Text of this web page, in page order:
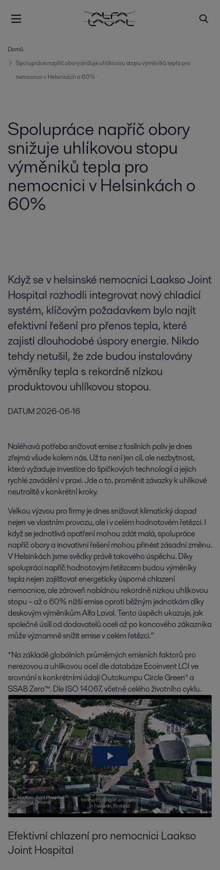
Domů
Spolupráce napříč obory snižuje uhlíkovou stopu výměníků tepla pro
nemocnici v Helsinkách o 60%
Spolupráce napříč obory
snižuje uhlíkovou stopu
výměníků tepla pro
nemocnici v Helsinkách o
60%
Když se v helsinské nemocnici Laakso Joint
Hospital rozhodli integrovat nový chladicí
systém, klíčovým požadavkem bylo najít
efektivní řešení pro přenos tepla, které
zajistí dlouhodobé úspory energie. Nikdo
tehdy netušil, že zde budou instalovány
výměníky tepla s rekordně nízkou
produktovou uhlíkovou stopou.
DATUM2026-06-16
Naléhavá potřeba snižovat emise z fosilních paliv je dnes
zřejmá všude kolem nás. Už to není jen cíl, ale nezbytnost,
která vyžaduje investice do špičkových technologií a jejich
rychlé zavádění v praxi. Jde o to, proměnit závazky k uhlíkové
neutralitě v konkrétní kroky.
Velkou výzvou pro firmy je dnes snižovat klimatický dopad
nejen ve vlastním provozu, ale i v celém hodnotovém řetězci. I
když se jednotlivá opatření mohou zdát malá, spolupráce
napříč obory a inovativní řešení mohou přinést zásadní změnu.
V Helsinkách jsme svědky právě takového úspěchu. Díky
spolupráci napříč hodnotovým řetězcem budou výměníky
tepla nejen zajišťovat energeticky úsporné chlazení
nemocnice, ale zároveň nabídnou rekordně nízkou uhlíkovou
stopu – až o 60% nižší emise oproti běžným jednotkám díky
deskovým výměníkům Alfa Laval. Tento úspěch ukazuje, jak
společné úsilí od dodavatelů oceli až po koncového zákazníka
může významně snížit emise v celém řetězci.“
*Na základě globálních průměrných emisních faktorů pro
nerezovou a uhlíkovou ocel dle databáze Ecoinvent LCI ve
srovnání s konkrétními údaji Outokumpu Circle Green® a
SSAB Zero™. Dle ISO 14067, včetně celého životního cyklu.
Efektivní chlazení pro nemocnici Laakso
Joint Hospital